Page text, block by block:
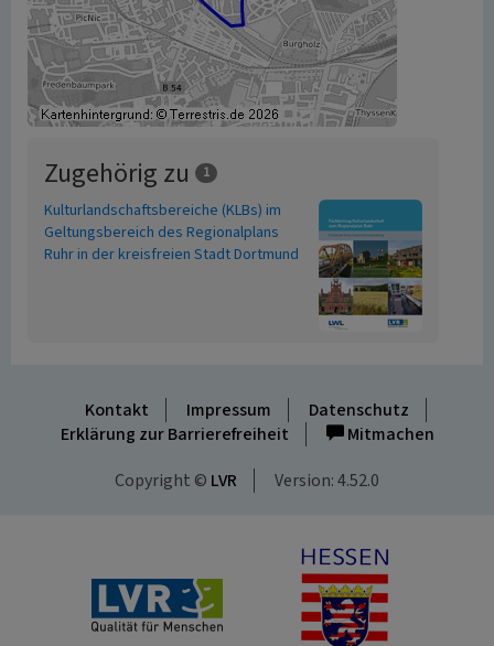
Zugehörig zu 1
Kulturlandschaftsbereiche (KLBs) im
Geltungsbereich des Regionalplans
Ruhr in der kreisfreien Stadt Dortmund
Kontakt Impressum
Datenschutz
Erklärung zur Barrierefreiheit
Mitmachen
Copyright © LVR Version: 4.52.0